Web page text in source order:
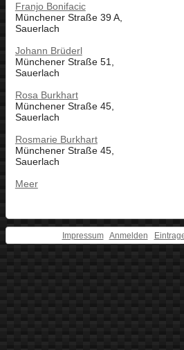
Franjo Bonifacic
Münchener Straße 39 A,
Sauerlach
Johann Brüderl
Münchener Straße 51,
Sauerlach
Rosa Burkhart
Münchener Straße 45,
Sauerlach
Rosmarie Burkhart
Münchener Straße 45,
Sauerlach
Meer
Impressum Anmelden